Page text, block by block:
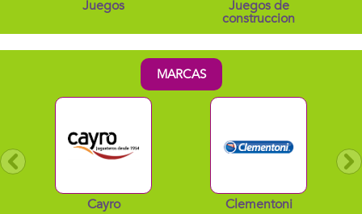
Juegos de
construccion
Juguetes
electronicos
MARCAS
Clementoni Famosa